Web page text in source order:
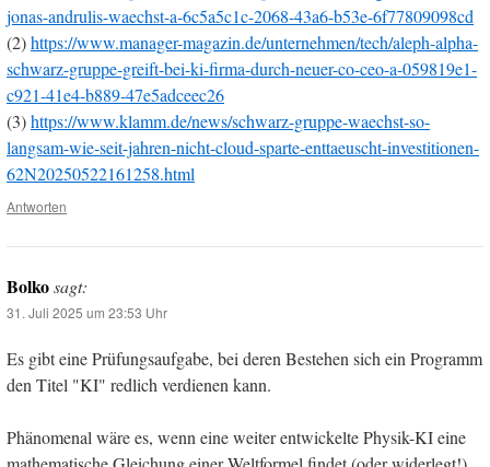
jonas-andrulis-waechst-a-6c5a5c1c-2068-43a6-b53e-6f77809098cd
(2)https://www.manager-magazin.de/unternehmen/tech/aleph-alpha-
schwarz-gruppe-greift-bei-ki-firma-durch-neuer-co-ceo-a-059819e1-
c921-41e4-b889-47e5adceec26
(3)https://www.klamm.de/news/schwarz-gruppe-waechst-so-
langsam-wie-seit-jahren-nicht-cloud-sparte-enttaeuscht-investitionen-
62N20250522161258.html
Antworten
Bolkosagt:
31. Juli 2025 um 23:53 Uhr
Es gibt eine Prüfungsaufgabe, bei deren Bestehen sich ein Programm
den Titel "KI" redlich verdienen kann.
Phänomenal wäre es, wenn eine weiter entwickelte Physik-KI eine